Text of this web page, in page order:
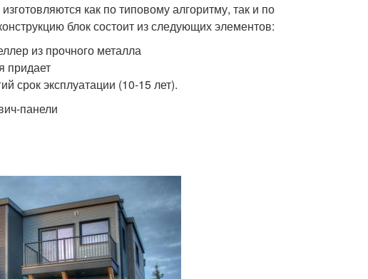
как по типовому алгоритму, так и по
блок состоит из следующих элементов:
из прочного металла
придает
срок эксплуатации (10-15 лет).
панели